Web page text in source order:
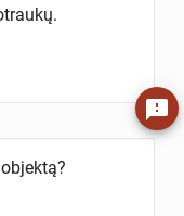
feedback